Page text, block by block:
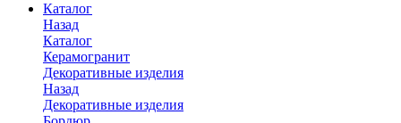
Каталог
Назад
Каталог
Керамогранит
Декоративные изделия
Назад
Декоративные изделия